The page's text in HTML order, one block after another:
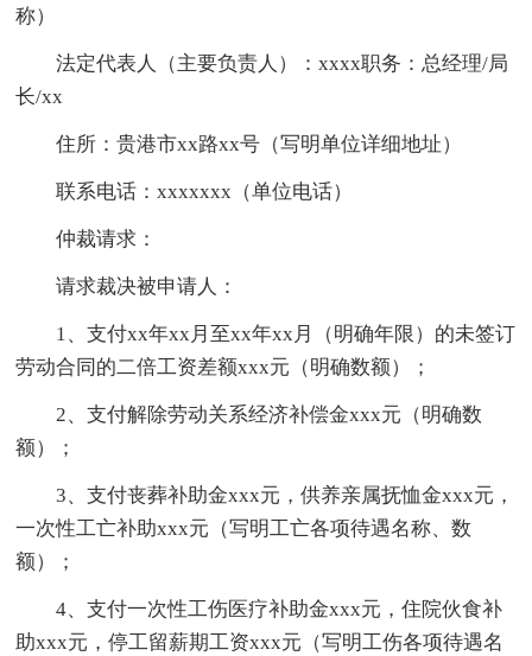
称）
法定代表人（主要负责人）：xxxx职务：总经理/局
长/xx
住所：贵港市xx路xx号（写明单位详细地址）
联系电话：xxxxxxx（单位电话）
仲裁请求：
请求裁决被申请人：
1、支付xx年xx月至xx年xx月（明确年限）的未签订
劳动合同的二倍工资差额xxx元（明确数额）；
2、支付解除劳动关系经济补偿金xxx元（明确数
额）；
3、支付丧葬补助金xxx元，供养亲属抚恤金xxx元，
一次性工亡补助xxx元（写明工亡各项待遇名称、数
额）；
4、支付一次性工伤医疗补助金xxx元，住院伙食补
助xxx元，停工留薪期工资xxx元（写明工伤各项待遇名